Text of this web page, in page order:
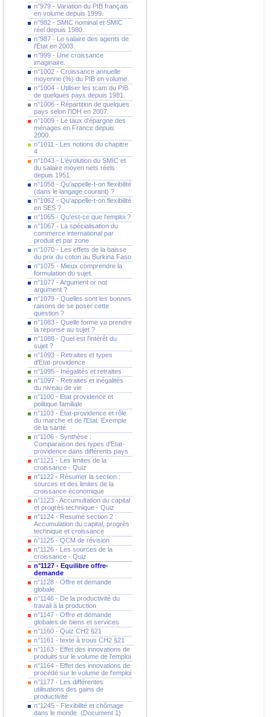
n°979 - Variation du PIB français
en volume depuis 1999.
n°982 - SMIC nominal et SMIC
réel depuis 1980.
n°987 - Le salaire des agents de
l'Etat en 2003.
n°999 - Une croissance
imaginaire.
n°1002 - Croissance annuelle
moyenne (%) du PIB en volume.
n°1004 - Utiliser les tcam du PIB
de quelques pays depuis 1981.
n°1006 - Répartition de quelques
pays selon l'IDH en 2007.
n°1009 - Le taux d'épargne des
ménages en France depuis
2000.
n°1011 - Les notions du chapitre
4
n°1043 - L'évolution du SMIC et
du salaire moyen nets réels
depuis 1951.
n°1058 - Qu'appelle-t-on flexibilité
(dans le langage courant) ?
n°1062 - Qu'appelle-t-on flexibilité
en SES ?
n°1065 - Qu'est-ce que l'emploi ?
n°1067 - La spécialisation du
commerce international par
produit et par zone
n°1070 - Les effets de la baisse
du prix du coton au Burkina Faso
n°1075 - Mieux comprendre la
formulation du sujet.
n°1077 - Argument or not
argument ?
n°1079 - Quelles sont les bonnes
raisons de se poser cette
question ?
n°1083 - Quelle forme va prendre
la réponse au sujet ?
n°1088 - Quel est l'intérêt du
sujet ?
n°1093 - Retraites et types
d'Etat-providence
n°1095 - Inégalités et retraites
n°1097 - Retraites et inégalités
du niveau de vie
n°1100 - Etat providence et
politique familiale
n°1103 - Etat-providence et rôle
du marche et de l'Etat. Exemple
de la santé
n°1106 - Synthèse :
Comparaison des types d'Etat-
providence dans différents pays
n°1121 - Les limites de la
croissance - Quiz
n°1122 - Résumer la section :
sources et des limites de la
croissance économique
n°1123 - Accumultation du capital
et progrès technique - Quiz
n°1124 - Resumé section 2 :
Accumulation du capital, progrès
technique et croissance
n°1125 - QCM de révision
n°1126 - Les sources de la
croissance - Quiz
n°1127 - Equilibre offre-
demande
n°1128 - Offre et demande
globale
n°1146 - De la productivité du
travail à la production
n°1147 - Offre et demande
globales de biens et services
n°1160 - Quiz CH2 §21
n°1161 - texte à trous CH2 §21
n°1163 - Effet des innovations de
produits sur le volume de l'emploi
n°1164 - Effet des innovations de
procédé sur le volume de l'emploi
n°1177 - Les différentes
utilisations des gains de
productivité
n°1245 - Flexibilité et chômage
dans le monde. (Document 1)